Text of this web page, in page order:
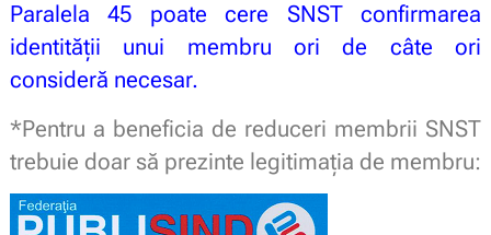
Paralela 45 poate cere SNST confirmarea
identității unui membru ori de câte ori
consideră necesar.
*Pentru a beneficia de reduceri membrii SNST
trebuie doar să prezinte legitimaţia de membru: